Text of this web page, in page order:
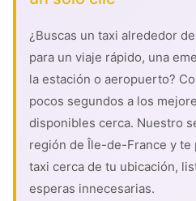
¿Buscas un taxi alrededor
para un viaje rápido, una
la estación o aeropuerto?
pocos segundos a los
disponibles cerca. Nuestro
región de Île-de-France y
taxi cerca de tu ubicación,
esperas innecesarias.